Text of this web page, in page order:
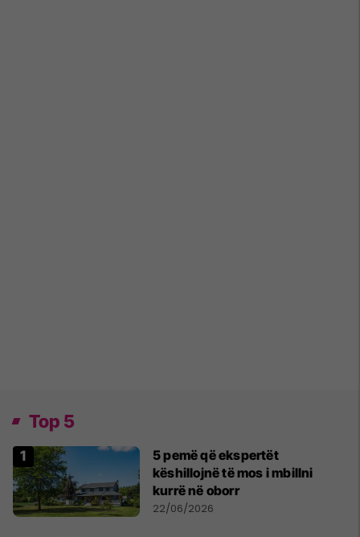
Top 5
5 pemë që ekspertët
këshillojnë të mos i mbillni
kurrë në oborr
22/06/2026